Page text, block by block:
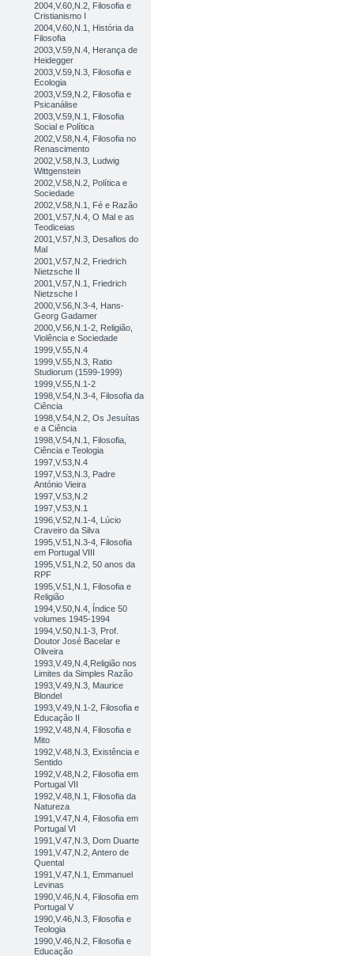
2004,V.60,N.2, Filosofia e
Cristianismo I
2004,V.60,N.1, História da
Filosofia
2003,V.59,N.4, Herança de
Heidegger
2003,V.59,N.3, Filosofia e
Ecologia
2003,V.59,N.2, Filosofia e
Psicanálise
2003,V.59,N.1, Filosofia
Social e Política
2002,V.58,N.4, Filosofia no
Renascimento
2002,V.58,N.3, Ludwig
Wittgenstein
2002,V.58,N.2, Política e
Sociedade
2002,V.58,N.1, Fé e Razão
2001,V.57,N.4, O Mal e as
Teodiceias
2001,V.57,N.3, Desafios do
Mal
2001,V.57,N.2, Friedrich
Nietzsche II
2001,V.57,N.1, Friedrich
Nietzsche I
2000,V.56,N.3-4, Hans-
Georg Gadamer
2000,V.56,N.1-2, Religião,
Violência e Sociedade
1999,V.55,N.4
1999,V.55,N.3, Ratio
Studiorum (1599-1999)
1999,V.55,N.1-2
1998,V.54,N.3-4, Filosofia da
Ciência
1998,V.54,N.2, Os Jesuítas
e a Ciência
1998,V.54,N.1, Filosofia,
Ciência e Teologia
1997,V.53,N.4
1997,V.53,N.3, Padre
António Vieira
1997,V.53,N.2
1997,V.53,N.1
1996,V.52,N.1-4, Lúcio
Craveiro da Silva
1995,V.51,N.3-4, Filosofia
em Portugal VIII
1995,V.51,N.2, 50 anos da
RPF
1995,V.51,N.1, Filosofia e
Religião
1994,V.50,N.4, Índice 50
volumes 1945-1994
1994,V.50,N.1-3, Prof.
Doutor José Bacelar e
Oliveira
1993,V.49,N.4,Religião nos
Limites da Simples Razão
1993,V.49,N.3, Maurice
Blondel
1993,V.49,N.1-2, Filosofia e
Educação II
1992,V.48,N.4, Filosofia e
Mito
1992,V.48,N.3, Existência e
Sentido
1992,V.48,N.2, Filosofia em
Portugal VII
1992,V.48,N.1, Filosofia da
Natureza
1991,V.47,N.4, Filosofia em
Portugal VI
1991,V.47,N.3, Dom Duarte
1991,V.47,N.2, Antero de
Quental
1991,V.47,N.1, Emmanuel
Levinas
1990,V.46,N.4, Filosofia em
Portugal V
1990,V.46,N.3, Filosofia e
Teologia
1990,V.46,N.2, Filosofia e
Educação